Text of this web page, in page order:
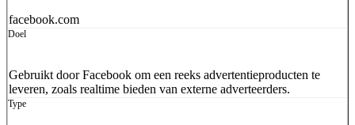
facebook.com
Gebruikt door Facebook om een reeks advertentieproducten te
leveren, zoals realtime bieden van externe adverteerders.